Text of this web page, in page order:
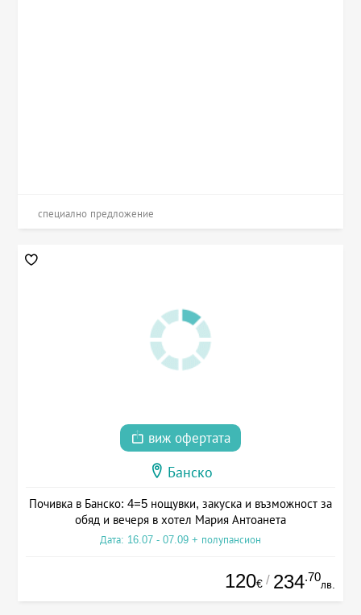
специално предложение
виж офертата
Банско
Почивка в Банско: 4=5 нощувки, закуска и възможност за
обяд и вечеря в хотел Мария Антоанета
Дата: 16.07 - 07.09 + полупансион
120€ / 234.70
лв.